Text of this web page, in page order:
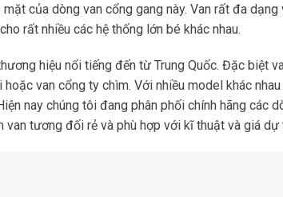
của dòng van cổng gang này. Van rất đa
rất nhiều các hệ thống lớn bé khác nhau.
hiệu nổi tiếng đến từ Trung Quốc. Đặc biệt
van cổng ty chìm. Với nhiều model khác
nay chúng tôi đang phân phối chính hãng các
van tương đối rẻ và phù hợp với kĩ thuật và giá dự